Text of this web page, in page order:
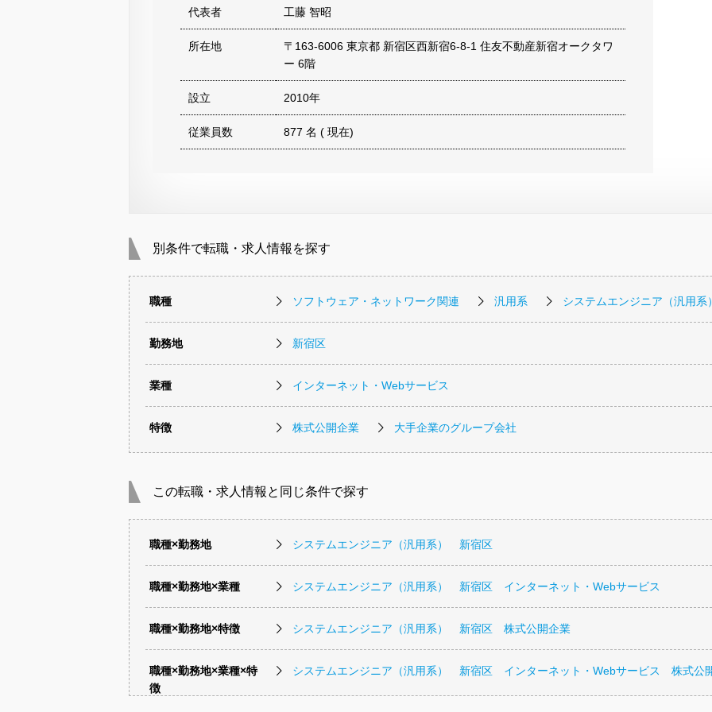
代表者 工藤 智昭
所在地
〒163-6006 東京都 新宿区西新宿6-8-1 住友不動産新宿オークタワ
ー 6階
設立 2010年
従業員数 877 名 ( 現在)
別条件で転職・求人情報を探す
職種 ソフトウェア・ネットワーク関連 汎用系 システムエンジニア（汎用系
勤務地 新宿区
業種 インターネット・Webサービス
特徴 株式公開企業 大手企業のグループ会社
この転職・求人情報と同じ条件で探す
職種×勤務地 システムエンジニア（汎用系） 新宿区
職種×勤務地×業種 システムエンジニア（汎用系） 新宿区 インターネット・Webサービス
職種×勤務地×特徴 システムエンジニア（汎用系） 新宿区 株式公開企業
職種×勤務地×業種×特
徴
システムエンジニア（汎用系） 新宿区 インターネット・Webサービス 株式公